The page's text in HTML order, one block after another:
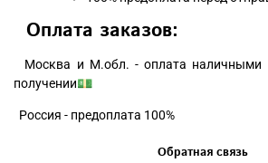
Оплата заказов:
Москва и М.обл. - оплата
получении💵
Россия - предоплата 100%
Обратная связь